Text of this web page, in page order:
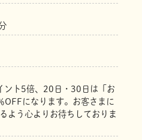
ント5倍、20日・30日は「お
OFFになります。お客さまに
よう心よりお待ちしておりま